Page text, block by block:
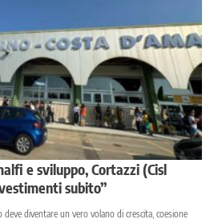
e sviluppo, Cortazzi (Cisl
subito”
deve diventare un vero volano di crescita, coesione